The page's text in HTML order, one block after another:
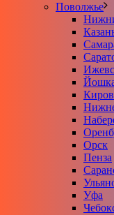
Поволжье
Киров
Орск
Пенза
Уфа